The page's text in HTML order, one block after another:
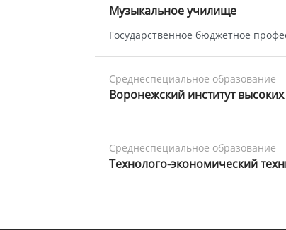
Музыкальное училище
Государственное бюджетное
Среднеспециальное образование
Воронежский институт
Среднеспециальное образование
Технолого-экономический